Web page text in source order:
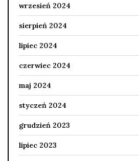
wrzesień 2024
sierpień 2024
lipiec 2024
czerwiec 2024
maj 2024
styczeń 2024
grudzień 2023
lipiec 2023